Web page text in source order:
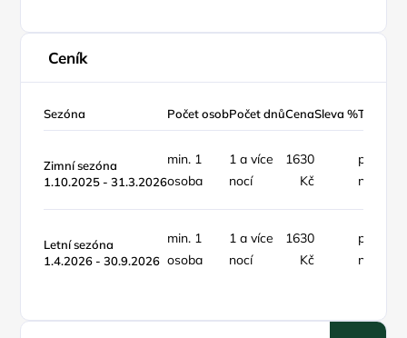
Ceník
Sezóna Počet osobPočet dnůCenaSleva %Typ ceny
Zimní sezóna
1.10.2025 - 31.3.2026
min. 1
osoba
1 a více
nocí
1630
Kč
pokoj /
noc
Letní sezóna
1.4.2026 - 30.9.2026
min. 1
osoba
1 a více
nocí
1630
Kč
pokoj /
noc